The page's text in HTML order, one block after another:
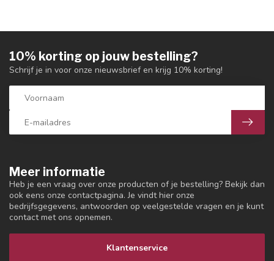
Meer informatie
Heb je een vraag over onze producten of je bestelling? Bekijk dan
ook eens onze contactpagina. Je vindt hier onze
bedrijfsgegevens, antwoorden op veelgestelde vragen en je kunt
contact met ons opnemen.
Klantenservice
10% korting op jouw bestelling?
Schrijf je in voor onze nieuwsbrief en krijg 10% korting!